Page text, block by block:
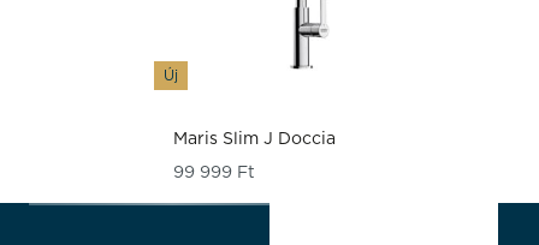
Új
Maris Slim J Doccia
99 999 Ft